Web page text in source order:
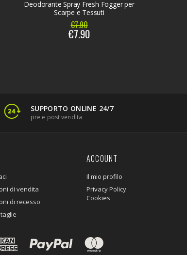
Deodorante Spray Fresh Fogger per
Scarpe e Tessuti
€7.90
€7.90
SUPPORTO ONLINE 24/7
pre e post vendita
di vendita
di recesso
ACCOUNT
Il mio profilo
Privacy Policy
Cookies